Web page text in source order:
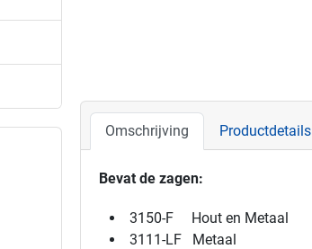
Omschrijving Productdetails
Bevat de zagen:
3150-F Hout en Metaal
3111-LF Metaal